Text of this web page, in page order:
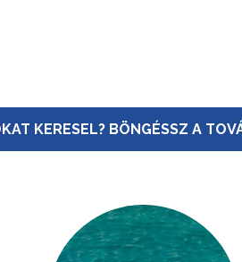
KERESEL? BÖNGÉSSZ A